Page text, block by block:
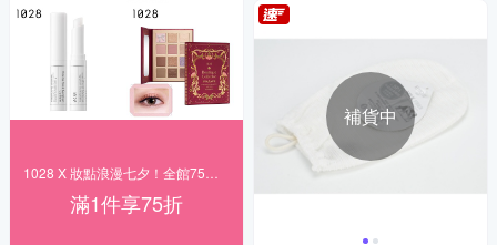
滿1件享75折
補貨中